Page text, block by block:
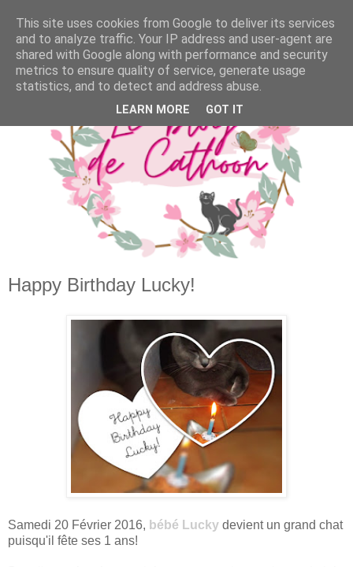
Happy Birthday Lucky!
Samedi 20 Février 2016, bébé Lucky devient un grand chat
puisqu'il fête ses 1 ans!
This site uses cookies from Google to deliver its services
and to analyze traffic. Your IP address and user-agent are
shared with Google along with performance and security
metrics to ensure quality of service, generate usage
statistics, and to detect and address abuse.
LEARN MORE GOT IT